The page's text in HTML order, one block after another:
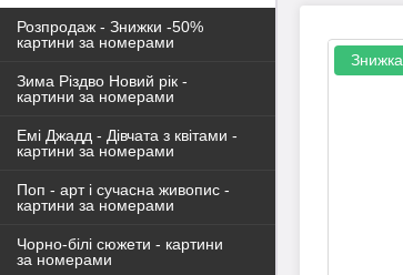
Розпродаж - Знижки -50%
картини за номерами
Зима Різдво Новий рік -
картини за номерами
Емі Джадд - Дівчата з квітами -
картини за номерами
Поп - арт і сучасна живопис -
картини за номерами
Чорно-білі сюжети - картини
за номерами